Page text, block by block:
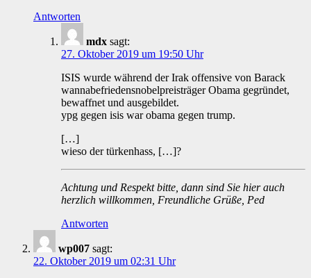
Antworten
mdx sagt:
27. Oktober 2019 um 19:50 Uhr
ISIS wurde während der Irak offensive von Barack
wannabefriedensnobelpreisträger Obama gegründet,
bewaffnet und ausgebildet.
ypg gegen isis war obama gegen trump.
[…]
wieso der türkenhass, […]?
Achtung und Respekt bitte, dann sind Sie hier auch
herzlich willkommen, Freundliche Grüße, Ped
Antworten
wp007 sagt:
22. Oktober 2019 um 02:31 Uhr